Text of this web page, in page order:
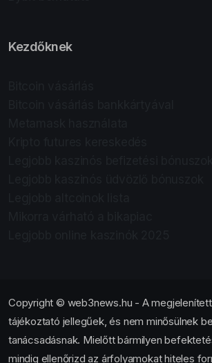
Kezdőknek
Copyright © web3news.hu - A
tájékoztató jellegűek, és nem minősülnek
tanácsadásnak. Mielőtt bármilyen
mindig ellenőrizd az árfolyamokat hiteles